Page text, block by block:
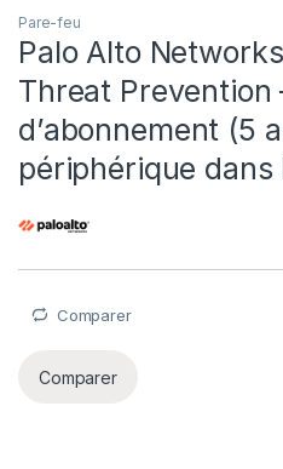
Pare-feu
Palo Alto
Threat Prevention
d’abonnement (5
périphérique dans
Comparer
Comparer